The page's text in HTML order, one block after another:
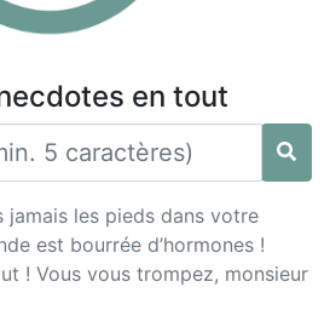
en tout
les pieds dans votre
est bourrée d’hormones !
! Vous vous trompez, monsieur